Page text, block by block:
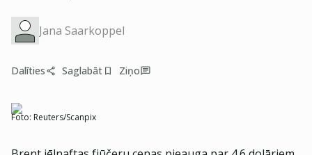
Jana Saarkoppel
Dalīties Saglabāt Ziņo
Foto: Reuters/Scanpix